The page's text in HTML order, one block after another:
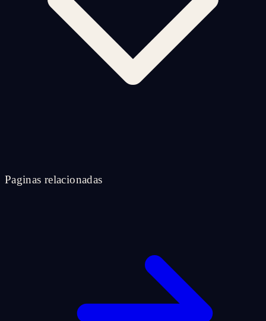
Paginas relacionadas